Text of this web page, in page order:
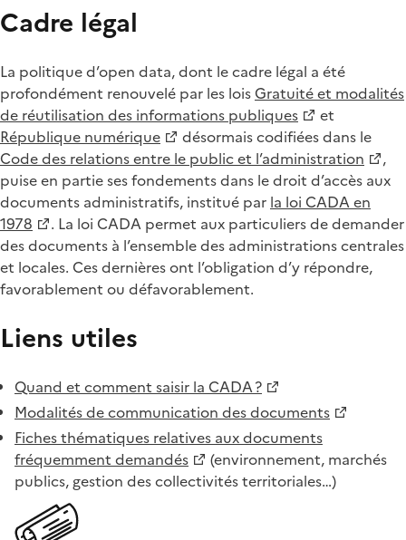
Cadre légal
La politique d’open data, dont le cadre légal a été
profondément renouvelé par les loisGratuité et modalités
de réutilisation des informations publiques
et
République numérique
désormais codifiées dans le
Code des relations entre le public et l’administration
,
puise en partie ses fondements dans le droit d’accès aux
documents administratifs, institué par la loi CADA en
1978
. La loi CADA permet aux particuliers de demander
des documents à l’ensemble des administrations centrales
et locales. Ces dernières ont l’obligation d’y répondre,
favorablement ou défavorablement.
Liens utiles
Quand et comment saisir la CADA ?
Modalités de communication des documents
Fiches thématiques relatives aux documents
fréquemment demandés
(environnement, marchés
publics, gestion des collectivités territoriales…)